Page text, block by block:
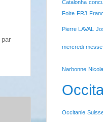
par
Catalonha
Foire FR3
Pierre LAVAL
mercredi
Narbonne
Occitanie